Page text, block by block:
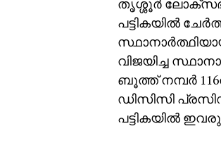
തൃശ്ശൂര്‍
പട്ടികയില്‍
വിജയിച്ച
ബൂത്ത് നമ്പര്‍
ഡിസിസി
പട്ടികയില്‍